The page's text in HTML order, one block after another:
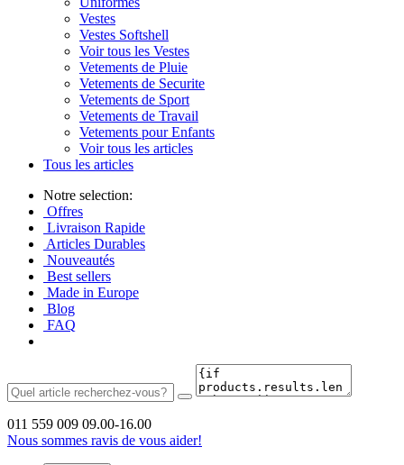
Vestes
Vestes Softshell
Voir tous les Vestes
Vetements de Pluie
Vetements de Securite
Vetements de Sport
Vetements de Travail
Vetements pour Enfants
Voir tous les articles
Tous les articles
Notre selection:
Offres
Livraison Rapide
Articles Durables
Nouveautés
Best sellers
Made in Europe
Blog
FAQ
011 559 009 09.00-16.00
Nous sommes ravis de vous aider!